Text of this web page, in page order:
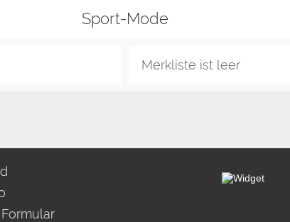
Sport-Mode
Merkliste ist leer